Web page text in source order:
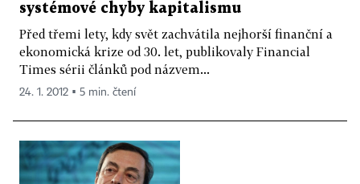
systémové chyby kapitalismu
Před třemi lety, kdy svět zachvátila nejhorší finanční a
ekonomická krize od 30. let, publikovaly Financial
Times sérii článků pod názvem...
24. 1. 2012 ▪ 5 min. čtení